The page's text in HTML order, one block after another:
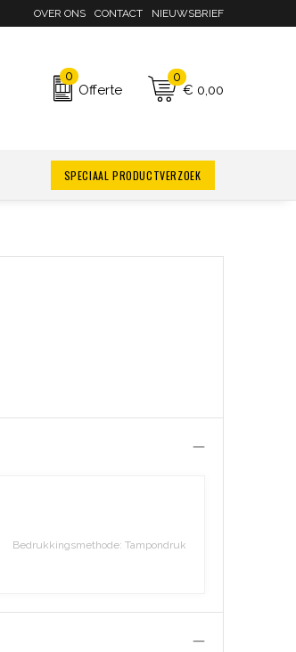
OVER ONS CONTACT NIEUWSBRIEF
0
Offerte
0
€ 0,00
SPECIAAL PRODUCTVERZOEK
Bedrukkingsmethode: Tampondruk